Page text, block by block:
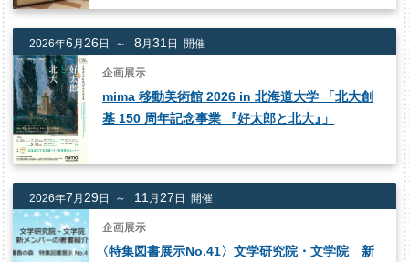
2026年6 月 26 日 ～ 8 月31日 開催
企画展示
mima 移動美術館 2026 in 北海道大学 「北大創
基 150 周年記念事業 『好太郎と北大』 」
2026年7 月 29日 ～ 11 月 27 日 開催
企画展示
〈特集図書展示No.41〉文学研究院・文学院 新